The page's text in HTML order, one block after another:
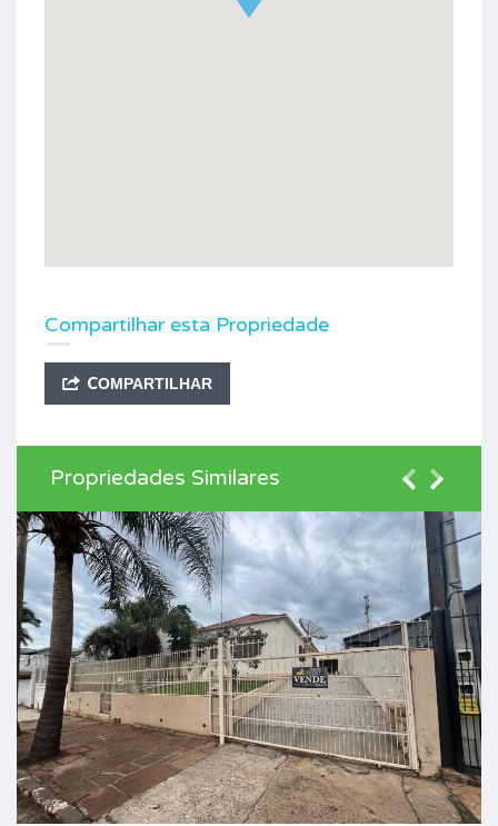
Compartilhar esta Propriedade
COMPARTILHAR
Propriedades Similares